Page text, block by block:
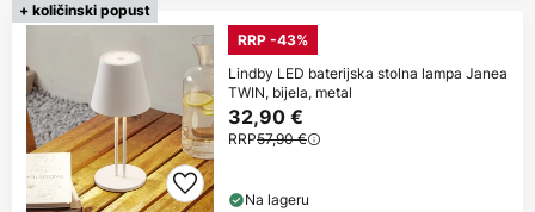
+ količinski popust
RRP -43%
Lindby LED baterijska stolna lampa Janea
TWIN, bijela, metal
32,90 €
RRP57,90 €
Na lageru